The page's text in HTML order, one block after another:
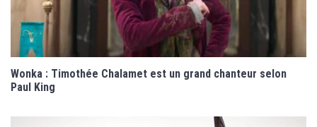
Wonka : Timothée Chalamet est un grand chanteur selon
Paul King